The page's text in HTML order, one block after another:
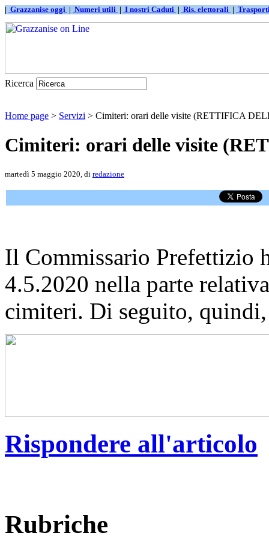
| Grazzanise oggi | Numeri utili | I nostri Caduti | Ris. elettorali |
Ricerca
Home page > Servizi > Cimiteri: orari delle visite (RETTIFICA
Cimiteri: orari delle visite
martedì 5 maggio 2020, di redazione
Il Commissario Prefettizio
4.5.2020 nella parte
cimiteri. Di seguito,
Rispondere all'articolo
Rubriche